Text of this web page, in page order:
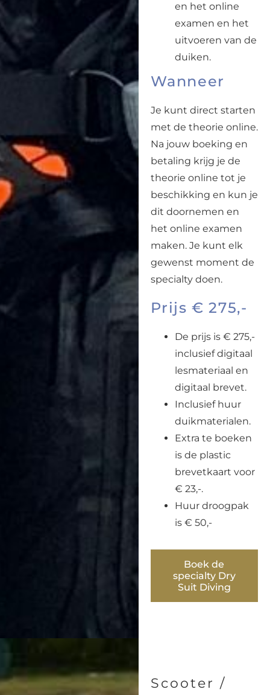
en het online
examen en het
uitvoeren van de
duiken.
Wanneer
Je kunt direct starten
met de theorie online.
Na jouw boeking en
betaling krijg je de
theorie online tot je
beschikking en kun je
dit doornemen en
het online examen
maken. Je kunt elk
gewenst moment de
specialty doen.
Prijs € 275,-
De prijs is € 275,-
inclusief digitaal
lesmateriaal en
digitaal brevet.
Inclusief huur
duikmaterialen.
Extra te boeken
is de plastic
brevetkaart voor
€ 23,-.
Huur droogpak
is € 50,-
Boek de
specialty Dry
Suit Diving
Scooter /